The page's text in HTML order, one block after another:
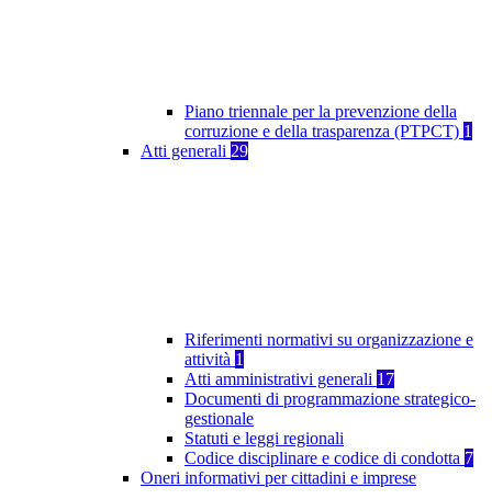
Piano triennale per la prevenzione della
corruzione e della trasparenza (PTPCT) 1
Atti generali 29
Riferimenti normativi su organizzazione e
attività 1
Atti amministrativi generali 17
Documenti di programmazione strategico-
gestionale
Statuti e leggi regionali
Codice disciplinare e codice di condotta 7
Oneri informativi per cittadini e imprese